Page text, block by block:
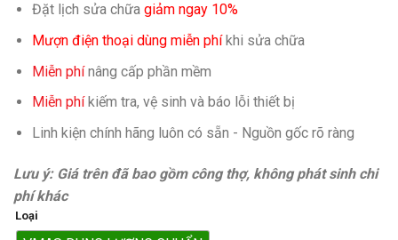
Đặt lịch sửa chữa giảm ngay 10%
Mượn điện thoại dùng miễn phíkhi sửa chữa
Miễn phínâng cấp phần mềm
Miễn phíkiếm tra, vệ sinh và báo lỗi thiết bị
Linh kiện chính hãng luôn có sẵn - Nguồn gốc rõ ràng
Lưu ý: Giá trên đã bao gồm công thợ, không phát sinh chi
phí khác
Loại